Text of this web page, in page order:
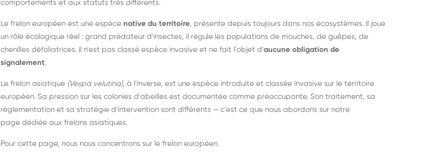
comportements et aux statuts très différents.
Le frelon européen est une espèce native du territoire, présente depuis toujours dans nos écosystèmes. Il joue
un rôle écologique réel : grand prédateur d'insectes, il régule les populations de mouches, de guêpes, de
chenilles défoliatrices. Il n'est pas classé espèce invasive et ne fait l'objet d'aucune obligation de
signalement.
Le frelon asiatique (Vespa velutina), à l'inverse, est une espèce introduite et classée invasive sur le territoire
européen. Sa pression sur les colonies d'abeilles est documentée comme préoccupante. Son traitement, sa
réglementation et sa stratégie d'intervention sont différents — c'est ce que nous abordons sur notre
page dédiée aux frelons asiatiques.
Pour cette page, nous nous concentrons sur le frelon européen.